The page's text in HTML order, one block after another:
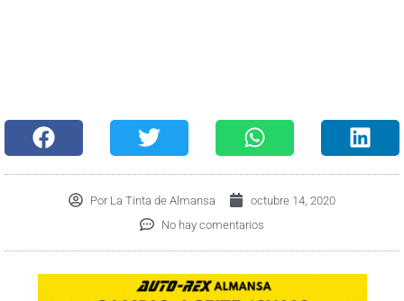
Por La Tinta de Almansa
octubre 14, 2020
No hay comentarios